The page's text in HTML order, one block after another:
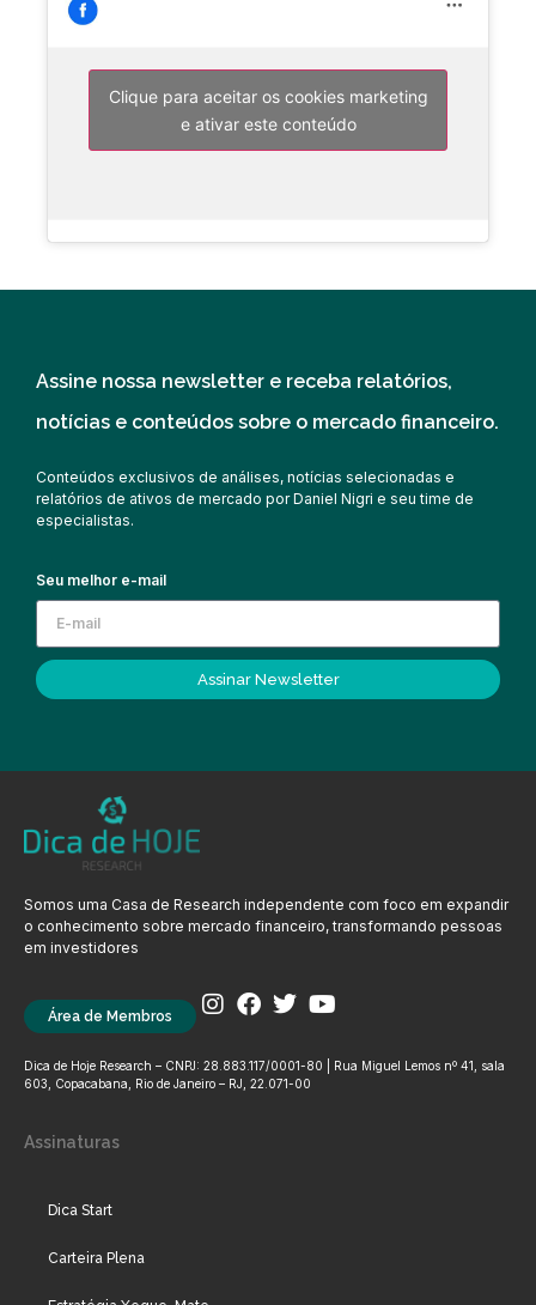
Clique para aceitar os cookies marketing
e ativar este conteúdo
Assine nossa newsletter e receba relatórios,
notícias e conteúdos sobre o mercado financeiro.
Conteúdos exclusivos de análises, notícias selecionadas e
relatórios de ativos de mercado por Daniel Nigri e seu time de
especialistas.
Seu melhor e-mail
Assinar Newsletter
Somos uma Casa de Research independente com foco em expandir
o conhecimento sobre mercado financeiro, transformando pessoas
em investidores
Área de Membros
Dica de Hoje Research – CNPJ: 28.883.117/0001-80 | Rua Miguel Lemos nº 41, sala
603, Copacabana, Rio de Janeiro – RJ, 22.071-00
Assinaturas
Dica Start
Carteira Plena